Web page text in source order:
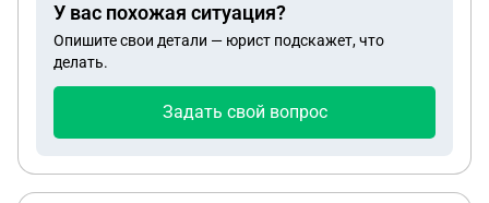
У вас похожая ситуация?
Опишите свои детали — юрист подскажет, что
делать.
Задать свой вопрос